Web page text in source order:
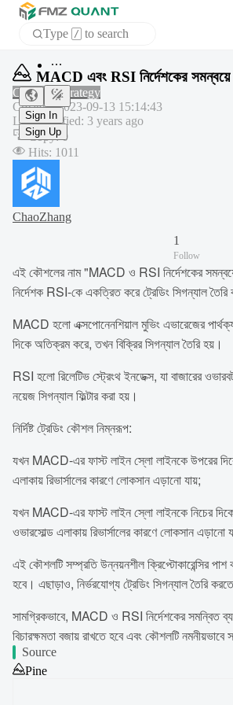
Type / to search
APP
Sign In
Sign Up
MACD এবং RSI নির্দেশকের সমন্বয়ে
Common strategy
Created:2023-09-13 15:14:43
Last modified: 3 years ago
Copy:0
Hits: 1011
ChaoZhang
1
Follow
এই কৌশলের নাম "MACD ও RSI নির্দেশকের সমন্বয়ে
নির্দেশক RSI-কে একত্রিত করে ট্রেডিং সিগন্যাল তৈরি
MACD হলো এক্সপোনেনশিয়াল মুভিং এভারেজের
দিকে অতিক্রম করে, তখন বিক্রির সিগন্যাল তৈরি হয়।
RSI হলো রিলেটিভ স্ট্রেংথ ইনডেক্স, যা বাজারের
নয়েজ সিগন্যাল ফিল্টার করা হয়।
নির্দিষ্ট ট্রেডিং কৌশল নিম্নরূপ:
যখন MACD-এর ফাস্ট লাইন স্লো লাইনকে উপরের দিকে
এলাকায় রিভার্সালের কারণে লোকসান এড়ানো যায়;
যখন MACD-এর ফাস্ট লাইন স্লো লাইনকে নিচের দিকে
ওভারসোল্ড এলাকায় রিভার্সালের কারণে লোকসান এড়ানো
এই কৌশলটি সম্প্রতি উন্নয়নশীল ক্রিপ্টোকারেন্সির
হবে। এছাড়াও, নির্ভরযোগ্য ট্রেডিং সিগন্যাল তৈরি
সামগ্রিকভাবে, MACD ও RSI নির্দেশকের সমন্বিত
বিচারক্ষমতা বজায় রাখতে হবে এবং কৌশলটি
Source
Pine